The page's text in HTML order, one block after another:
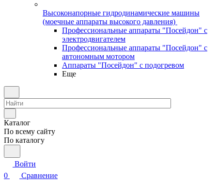
Высоконапорные гидродинамические машины
(моечные аппараты высокого давления)
Профессиональные аппараты "Посейдон" с
электродвигателем
Профессиональные аппараты "Посейдон" с
автономным мотором
Аппараты "Посейдон" с подогревом
Еще
Каталог
По всему сайту
По каталогу
Войти
0
Сравнение